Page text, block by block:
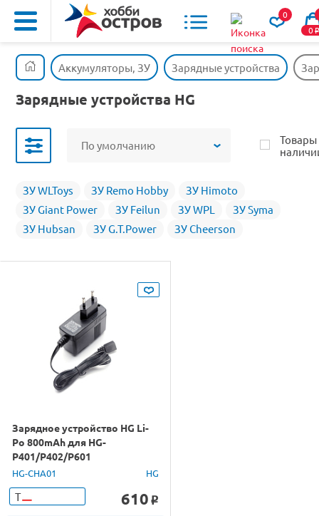
0
0o
Аккумуляторы, ЗУ Зарядные устройства
Зарядные устройства HG
По умолчанию
Товары
ЗУ WLToys ЗУ Remo Hobby
ЗУ Himoto
ЗУ Giant Power
ЗУ Feilun ЗУ WPL
ЗУ Syma
ЗУ Hubsan
ЗУ G.T.Power ЗУ Cheerson
Зарядное устройство HG Li-
Po 800mAh для HG-
P401/P402/P601
HG-CHA01 HG
Т 610 o